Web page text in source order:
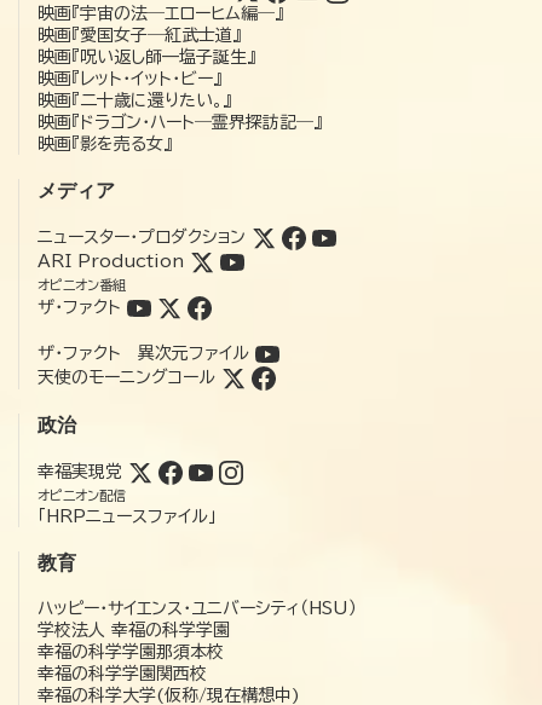
映画『宇宙の法―エローヒム編―』
映画『愛国女子―紅武士道』
映画『呪い返し師—塩子誕生』
映画『レット・イット・ビー』
映画『二十歳に還りたい。』
映画『ドラゴン・ハート―霊界探訪記―』
映画『影を売る女』
メディア
ニュースター・プロダクション
ARI Production
オピニオン番組
ザ・ファクト
ザ・ファクト 異次元ファイル
天使のモーニングコール
政治
幸福実現党
オピニオン配信
「HRPニュースファイル」
教育
ハッピー・サイエンス・ユニバーシティ（HSU）
学校法人 幸福の科学学園
幸福の科学学園那須本校
幸福の科学学園関西校
幸福の科学大学(仮称/現在構想中)